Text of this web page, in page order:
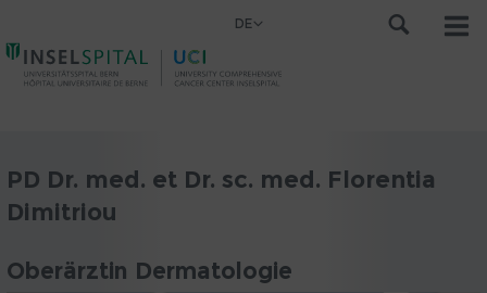
DE
PD Dr. med. et Dr. sc. med. Florentia
Dimitriou
Oberärztin Dermatologie